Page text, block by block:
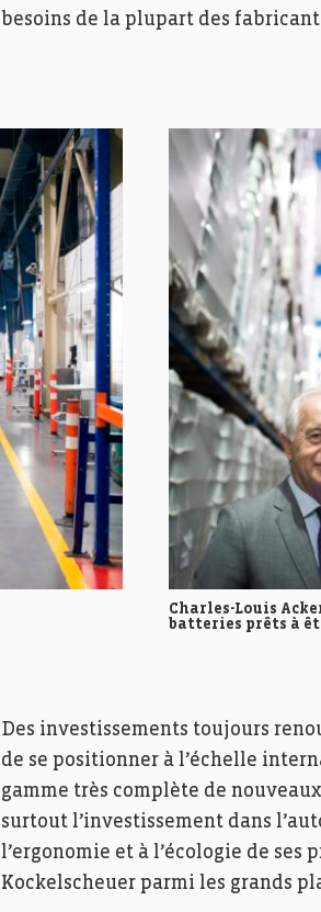
besoins de la plupart des
Charles-Louis
batteries prêts à
Des investissements toujours
de se positionner à l’échelle
gamme très complète de
surtout l’investissement dans
l’ergonomie et à l’écologie de
Kockelscheuer parmi les grands